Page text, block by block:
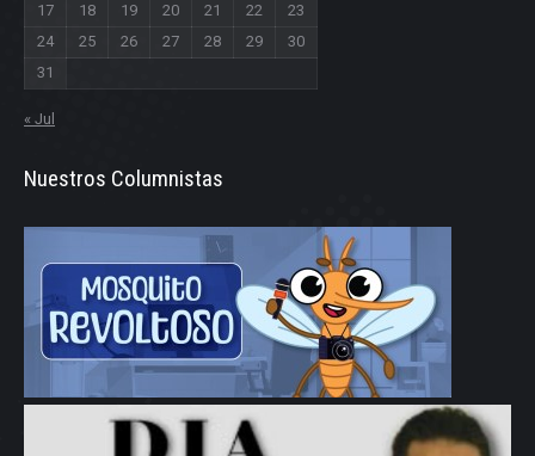
17
18 19 20 21 22
23
24
25 26 27 28 29
30
31
« Jul
Nuestros Columnistas